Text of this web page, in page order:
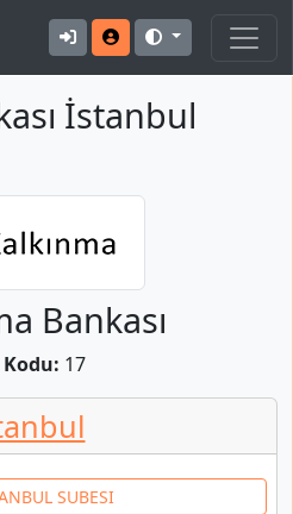
İstanbul
Bankası
Kodu: 17
SUBESI